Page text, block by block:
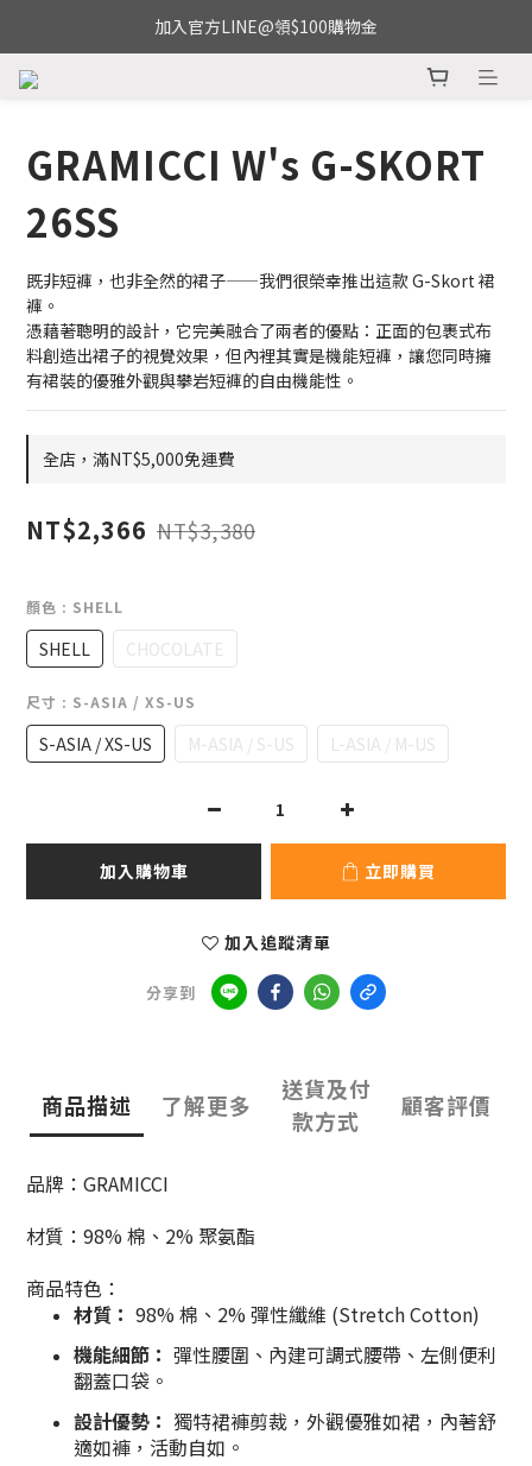
加入官方LINE@領$100購物金
GRAMICCI W's G-SKORT
26SS
既非短褲，也非全然的裙子——我們很榮幸推出這款 G-Skort 裙
褲。
憑藉著聰明的設計，它完美融合了兩者的優點：正面的包裹式布
料創造出裙子的視覺效果，但內裡其實是機能短褲，讓您同時擁
有裙裝的優雅外觀與攀岩短褲的自由機能性。
全店，滿NT$5,000免運費
NT$2,366 NT$3,380
顏色 : SHELL
SHELL CHOCOLATE
尺寸 : S-ASIA / XS-US
S-ASIA / XS-US M-ASIA / S-US L-ASIA / M-US
加入購物車 立即購買
加入追蹤清單
分享到
商品描述 了解更多
送貨及付
款方式
顧客評價
品牌：GRAMICCI
材質：98% 棉、2% 聚氨酯
商品特色：
材質： 98% 棉、2% 彈性纖維 (Stretch Cotton)
機能細節： 彈性腰圍、內建可調式腰帶、左側便利
翻蓋口袋。
設計優勢： 獨特裙褲剪裁，外觀優雅如裙，內著舒
適如褲，活動自如。